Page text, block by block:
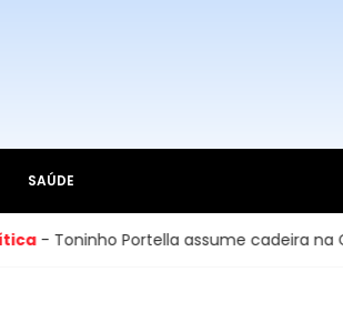
SAÚDE
Portella assume cadeira na Câmara